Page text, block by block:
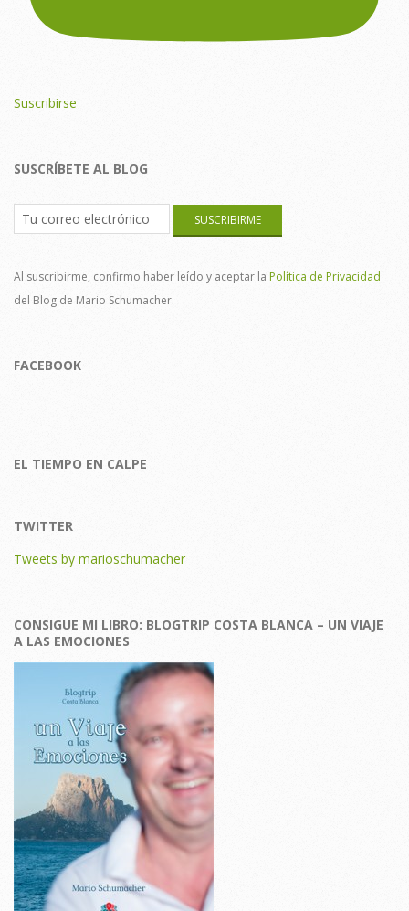
Suscribirse
SUSCRÍBETE AL BLOG
Al suscribirme, confirmo haber leído y aceptar la Política de Privacidad
del Blog de Mario Schumacher.
FACEBOOK
EL TIEMPO EN CALPE
TWITTER
Tweets by marioschumacher
CONSIGUE MI LIBRO: BLOGTRIP COSTA BLANCA – UN VIAJE
A LAS EMOCIONES